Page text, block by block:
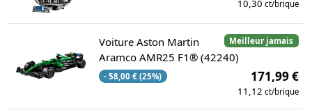
10,30 ct/brique
Meilleur jamais
Voiture Aston Martin
Aramco AMR25 F1® (42240)
- 58,00 € (25%) 171,99 €
11,12 ct/brique